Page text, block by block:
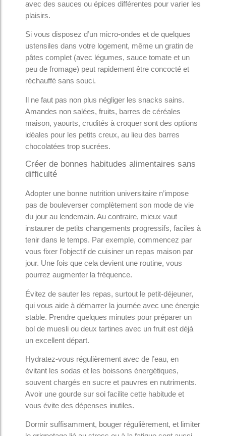
avec des sauces ou épices différentes pour varier les
plaisirs.
Si vous disposez d’un micro-ondes et de quelques
ustensiles dans votre logement, même un gratin de
pâtes complet (avec légumes, sauce tomate et un
peu de fromage) peut rapidement être concocté et
réchauffé sans souci.
Il ne faut pas non plus négliger les snacks sains.
Amandes non salées, fruits, barres de céréales
maison, yaourts, crudités à croquer sont des options
idéales pour les petits creux, au lieu des barres
chocolatées trop sucrées.
Créer de bonnes habitudes alimentaires sans
difficulté
Adopter une bonne nutrition universitaire n’impose
pas de bouleverser complètement son mode de vie
du jour au lendemain. Au contraire, mieux vaut
instaurer de petits changements progressifs, faciles à
tenir dans le temps. Par exemple, commencez par
vous fixer l’objectif de cuisiner un repas maison par
jour. Une fois que cela devient une routine, vous
pourrez augmenter la fréquence.
Évitez de sauter les repas, surtout le petit-déjeuner,
qui vous aide à démarrer la journée avec une énergie
stable. Prendre quelques minutes pour préparer un
bol de muesli ou deux tartines avec un fruit est déjà
un excellent départ.
Hydratez-vous régulièrement avec de l’eau, en
évitant les sodas et les boissons énergétiques,
souvent chargés en sucre et pauvres en nutriments.
Avoir une gourde sur soi facilite cette habitude et
vous évite des dépenses inutiles.
Dormir suffisamment, bouger régulièrement, et limiter